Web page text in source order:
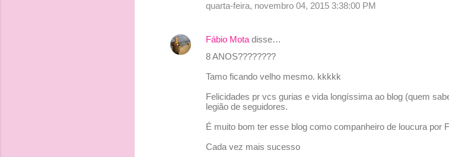
quarta-feira, novembro 04, 2015 3:38:00 PM
Fábio Mota disse…
8 ANOS????????
Tamo ficando velho mesmo. kkkkk
Felicidades pr vcs gurias e vida longíssima ao blog (quem
legião de seguidores.
É muito bom ter esse blog como companheiro de loucura por
Cada vez mais sucesso